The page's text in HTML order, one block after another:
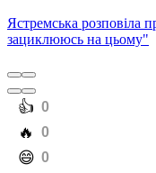
Ястремська розповіла
зациклююсь на цьому"
️👍 0
️🔥 0
️😄 0